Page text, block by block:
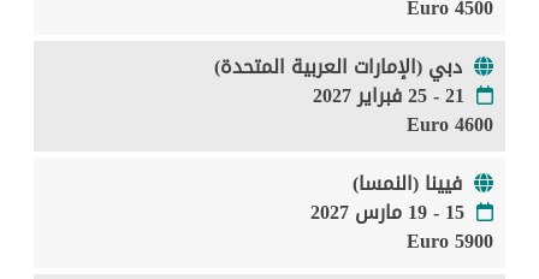
4500 Euro
دبي (الإمارات العربية المتحدة)
21 - 25 فبراير 2027
4600 Euro
فيينا (النمسا)
15 - 19 مارس 2027
5900 Euro